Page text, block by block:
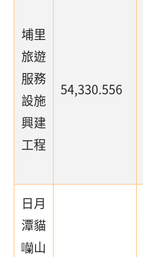
埔里
旅遊
服務
設施
興建
工程
54,330.556
日月
潭貓
囒山